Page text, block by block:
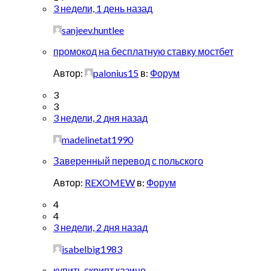
3 недели, 1 день назад
sanjeev.huntlee
промокод на бесплатную ставку мостбет
Автор:
palonius15 в: Форум
3
3
3 недели, 2 дня назад
madelinetat1990
Заверенный перевод с польского
Автор: REXOMEW в: Форум
4
4
3 недели, 2 дня назад
isabelbig1983